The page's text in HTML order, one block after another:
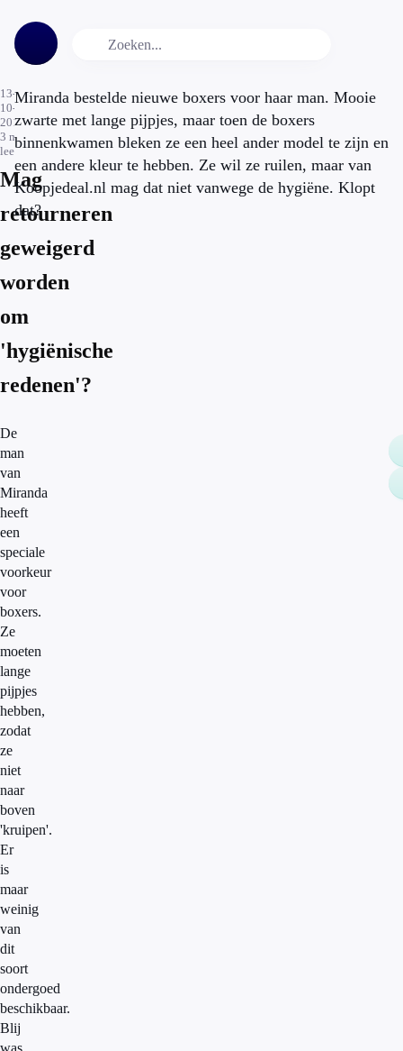
13-
10-
2018
3 min.
leestijd
Mag
retourneren
geweigerd
worden
om
'hygiënische
redenen'?
Miranda bestelde nieuwe boxers voor haar man. Mooie
zwarte met lange pijpjes, maar toen de boxers
binnenkwamen bleken ze een heel ander model te zijn en
een andere kleur te hebben. Ze wil ze ruilen, maar van
Koopjedeal.nl mag dat niet vanwege de hygiëne. Klopt
dat?
De
man
van
Miranda
heeft
een
speciale
voorkeur
voor
boxers.
Ze
moeten
lange
pijpjes
hebben,
zodat
ze
niet
naar
boven
'kruipen'.
Er
is
maar
weinig
van
dit
soort
ondergoed
beschikbaar.
Blij
was